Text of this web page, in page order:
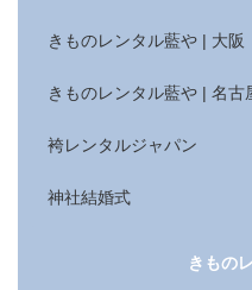
きものレンタル藍や | 大阪
きものレンタル藍や | 名古
袴レンタルジャパン
神社結婚式
きもの